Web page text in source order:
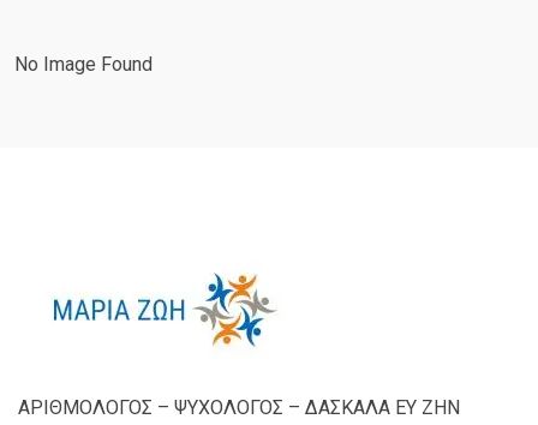
No Image Found
ΑΡΙΘΜΟΛΟΓΟΣ – ΨΥΧΟΛΟΓΟΣ – ΔΑΣΚΑΛΑ ΕΥ ΖΗΝ